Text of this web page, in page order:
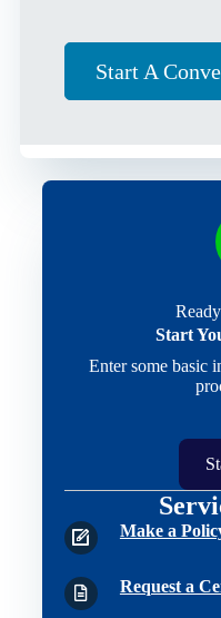
Start A
Start
Enter some basic
Make a
Request a